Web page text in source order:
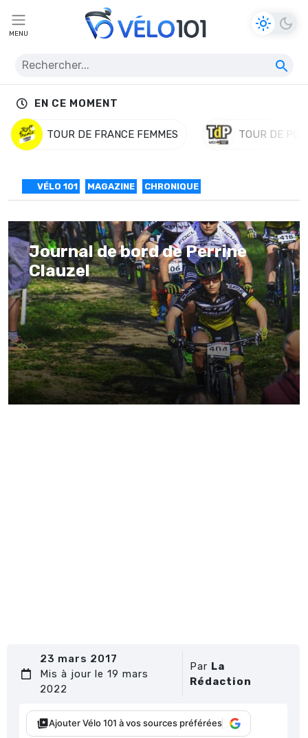
MENU
EN CE MOMENT
TOUR DE FRANCE FEMMES TOUR DE
VÉLO 101 MAGAZINE CHRONIQUE
Journal de bord de Perrine
Clauzel
23 mars 2017
Mis à jour le 19 mars
2022
Par La
Rédaction
Ajouter Vélo 101 à vos sources préférées